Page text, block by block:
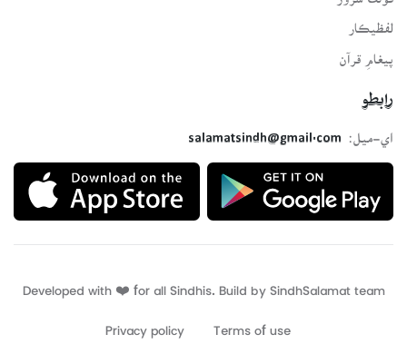
لفظيڪار
پيغامِ قرآن
رابطو
اي-ميل:
salamatsindh@gmail.com
Developed with ❤️ for all Sindhis. Build by
Terms of use